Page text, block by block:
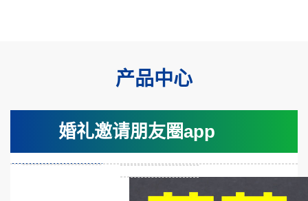
产品中心
婚礼邀请朋友圈app